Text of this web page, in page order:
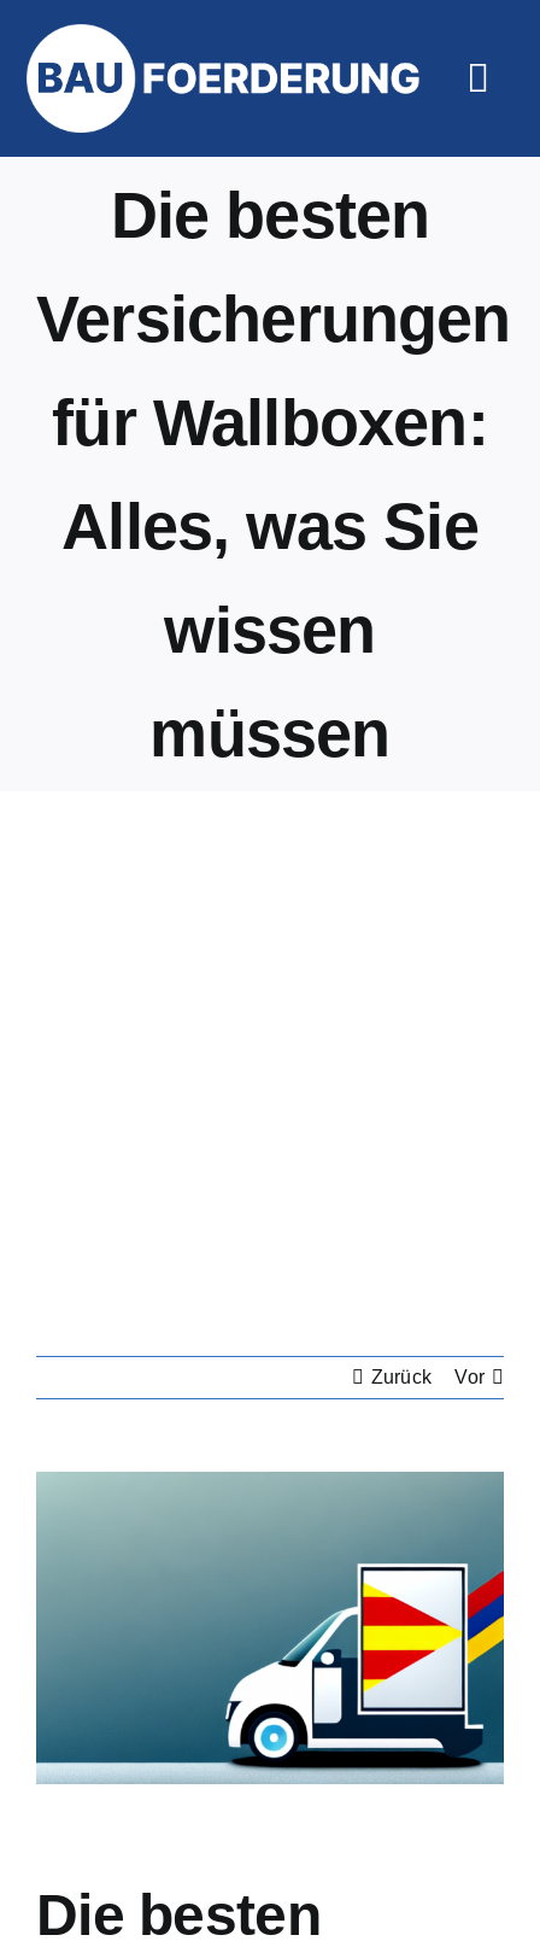
Inhalt
springen
Die besten
Versicherungen
für Wallboxen:
Alles, was Sie
wissen
müssen
Zurück Vor
Die besten